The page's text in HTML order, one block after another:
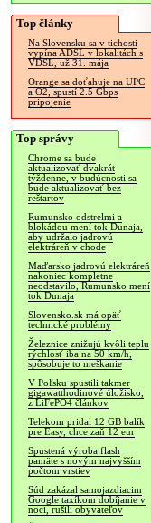
Top články
Na Slovensku sa v tichosti
vypína ADSL v lokalitách s
VDSL, už 31. mája
Orange sa doťahuje na UPC
a O2, spustí 2.5 Gbps
pripojenie
Top správy
Chrome sa bude
aktualizovať dvakrát
týždenne, v budúcnosti sa
bude aktualizovať bez
reštartov
Rumunsko odstrelmi a
blokádou mení tok Dunaja,
aby udržalo jadrovú
elektráreň v chode
Maďarsko jadrovú elektráreň
nakoniec kompletne
neodstavilo, Rumunsko mení
tok Dunaja
Slovensko.sk má opäť
technické problémy
Železnice znižujú kvôli teplu
rýchlosť iba na 50 km/h,
spôsobuje to meškanie
V Poľsku spustili takmer
gigawatthodinové úložisko,
z LiFePO4 článkov
Telekom pridal 12 GB balík
pre Easy, chce zaň 12 eur
Spustená výroba flash
pamäte s novým najvyšším
počtom vrstiev
Súd zakázal samojazdiacim
Google taxíkom dobíjanie v
noci, rušili obyvateľov